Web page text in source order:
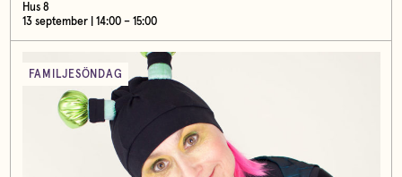
Hus 8
13 september | 14:00 – 15:00
FAMILJESÖNDAG